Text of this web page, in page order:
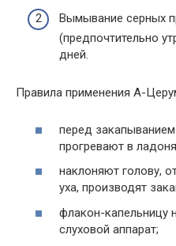
Вымывание серных
(предпочтительно
дней.
Правила применения А-
перед
прогревают в
наклоняют голову,
уха, производят
флакон-капельницу
слуховой аппарат;